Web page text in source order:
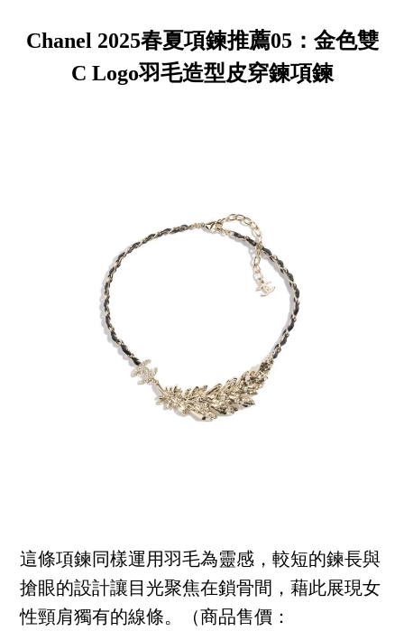
Chanel 2025春夏項鍊推薦05：金色雙
C Logo羽毛造型皮穿鍊項鍊
這條項鍊同樣運用羽毛為靈感，較短的鍊長與
搶眼的設計讓目光聚焦在鎖骨間，藉此展現女
性頸肩獨有的線條。（商品售價：